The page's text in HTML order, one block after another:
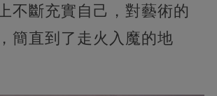
不斷充實自己，對藝術的
簡直到了走火入魔的地